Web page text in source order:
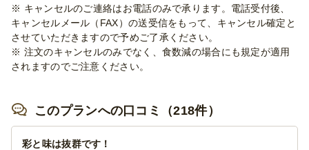
※ キャンセルのご連絡はお電話のみで承ります。電話受付後、
キャンセルメール（FAX）の送受信をもって、キャンセル確定と
させていただきますので予めご了承ください。
※ 注文のキャンセルのみでなく、食数減の場合にも規定が適用
されますのでご注意ください。
このプランへの口コミ（218件）
彩と味は抜群です！